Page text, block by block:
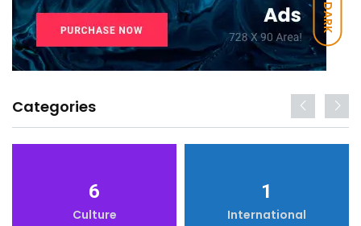
DARK
Categories
6
Culture
1
International